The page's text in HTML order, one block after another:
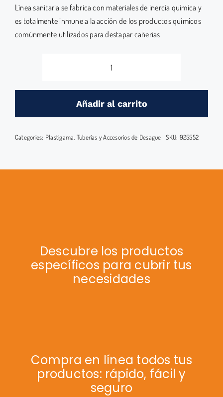
Línea sanitaria se fabrica con materiales de inercia química y
es totalmente inmune a la acción de los productos químicos
comúnmente utilizados para destapar cañerías
TAPON
HEMBRA
cantidad
Añadir al carrito
Categories: Plastigama, Tuberías y Accesorios de Desague SKU: 925552
Descubre los productos
específicos para cubrir tus
necesidades
Compra en línea todos tus
productos: rápido, fácil y
seguro